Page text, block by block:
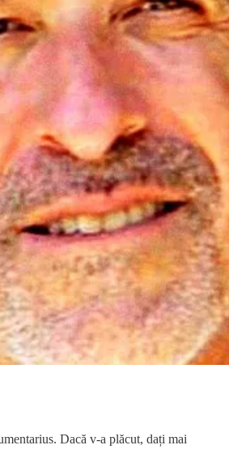
Dacă v-a plăcut, dați mai